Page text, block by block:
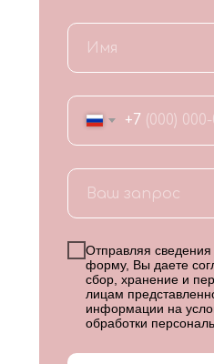
+7
Отправляя сведения
форму, Вы даете
сбор, хранение и
лицам
информации на
обработки